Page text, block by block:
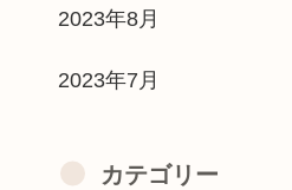
2023年8月
2023年7月
カテゴリー